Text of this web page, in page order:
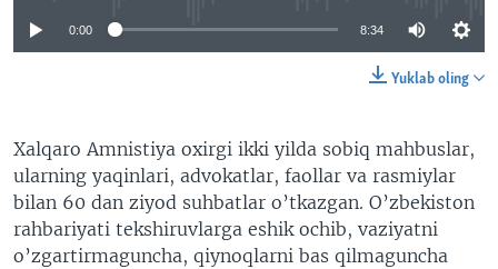
0:00 8:34
Yuklab oling
Xalqaro Amnistiya oxirgi ikki yilda sobiq mahbuslar,
ularning yaqinlari, advokatlar, faollar va rasmiylar
bilan 60 dan ziyod suhbatlar o’tkazgan. O’zbekiston
rahbariyati tekshiruvlarga eshik ochib, vaziyatni
o’zgartirmaguncha, qiynoqlarni bas qilmaguncha